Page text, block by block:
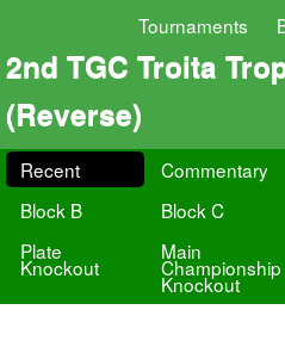
Tournaments
2nd TGC Troita
(Reverse)
Recent Commentary
Block B
Block C
Plate
Knockout
Main
Championship
Knockout